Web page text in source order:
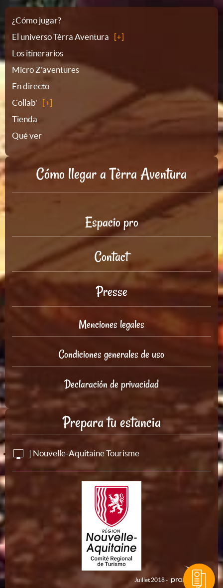
Plano
del
sitio
¿Cómo jugar?
El universo Tèrra Aventura
Los itinerarios
Micro Z'aventures
En directo
Collab'
Tienda
Qué ver
Cómo llegar a Tèrra Aventura
Espacio pro
Contact
Presse
Menciones legales
Condiciones generales de uso
Declaración de privacidad
Prepara tu estancia
| Nouvelle-Aquitaine Tourisme
Juillet 2018 -